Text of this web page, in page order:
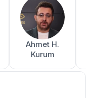
Ahmet H.
Kurum